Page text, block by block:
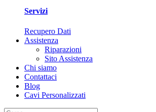
Servizi
Recupero Dati
Assistenza
Riparazioni
Sito Assistenza
Chi siamo
Contattaci
Blog
Cavi Personalizzati